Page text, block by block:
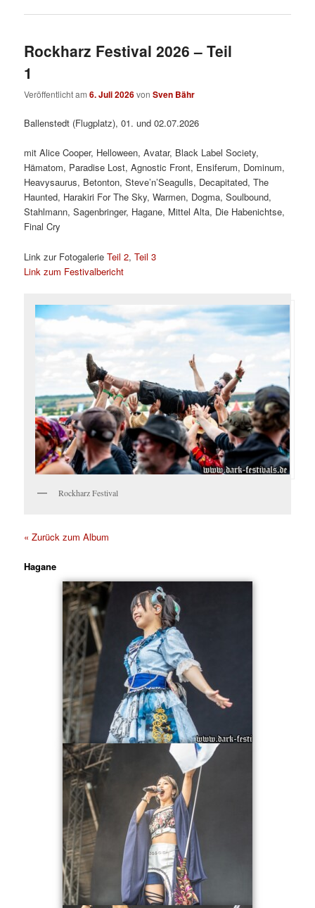
Rockharz Festival 2026 – Teil
1
Veröffentlicht am6. Juli 2026vonSven Bähr
Ballenstedt (Flugplatz), 01. und 02.07.2026
mit Alice Cooper, Helloween, Avatar, Black Label Society,
Hämatom, Paradise Lost, Agnostic Front, Ensiferum, Dominum,
Heavysaurus, Betonton, Steve’n’Seagulls, Decapitated, The
Haunted, Harakiri For The Sky, Warmen, Dogma, Soulbound,
Stahlmann, Sagenbringer, Hagane, Mittel Alta, Die Habenichtse,
Final Cry
Link zur FotogalerieTeil 2,Teil 3
Link zum Festivalbericht
Rockharz Festival
« Zurück zum Album
Hagane